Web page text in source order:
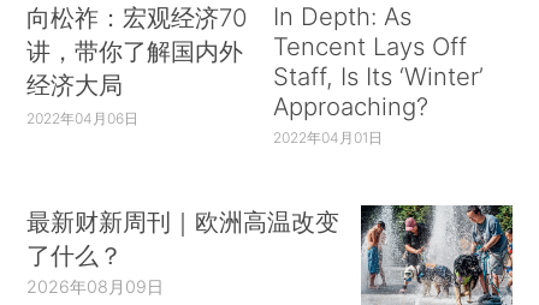
向松祚：宏观经济70
讲，带你了解国内外
经济大局
2022年04月06日
In Depth: As
Tencent Lays Off
Staff, Is Its ‘Winter’
Approaching?
2022年04月01日
最新财新周刊｜欧洲高温改变
了什么？
2026年08月09日